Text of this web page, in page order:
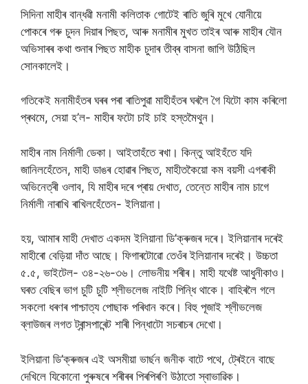
সিদিনা মাহীৰ বান্ধৱী মনামী কলিতাক গোটেই ৰাতি জুৰি মুখে যোনীয়ে
পোকৰে গৰু চুদন দিয়াৰ পিছত, আৰু মনামীৰ মুখত তাইৰ আৰু মাহীৰ যৌন
অভিসাৰৰ কথা শুনাৰ পিছত মাহীক চুদাৰ তীব্ৰ বাসনা জাগি উঠিছিল
সোনকালেই।
গতিকেই মনামীহঁতৰ ঘৰৰ পৰা ৰাতিপুৱা মাহীহঁতৰ ঘৰলৈ গৈ যিটো কাম কৰিলো
প্ৰথমে, সেয়া হ’ল- মাহীৰ ফটো চাই চাই হস্তমৈথুন।
মাহীৰ নাম নিৰ্মালী ডেকা। আইতাহঁতে ৰখা। কিন্তু আইহঁতে যদি
জানিলহেঁতেন, মাহী ডাঙৰ হোৱাৰ পিছত, মাহীতকৈয়ো কম বয়সী এগৰাকী
অভিনেত্ৰী ওলাব, যি মাহীৰ দৰে প্ৰায় দেখাত, তেন্তে মাহীৰ নাম চাগে
নিৰ্মালী নাৰাখি ৰাখিলহেঁতেন- ইলিয়ানা।
হয়, আমাৰ মাহী দেখাত একদম ইলিয়ানা ডি’ক্ৰুজৰ দৰে। ইলিয়ানাৰ দৰেই
মাহীৰো বেড়িয়া দাঁত আছে। ফিগাৰটোৱো তেওঁৰ ইলিয়ানাৰ দৰেই। উচ্চতা
৫.৫, ভাইটেল- ৩৪-২৬-৩৬। লোভনীয় শৰীৰ। মাহী যথেষ্ট আধুনীকাও।
ঘৰত বেছিৰ ভাগ চুটি চুটি শ্লীভলেজ নাইটি পিন্ধি থাকে। বাহিৰলৈ গলে
সকলো ধৰণৰ পাশ্চাত্য পোছাক পৰিধান কৰে। বিহু পূজাই শ্লীভলেজ
ব্লাউজৰ লগত ট্ৰান্সপাৰেন্ট শাৰী পিন্ধাটো সচৰাচৰ দেখো।
ইলিয়ানা ডি’ক্ৰুজৰ এই অসমীয়া ভাৰ্ছন জনীক বাটে পথে, ট্ৰেইনে বাছে
দেখিলে যিকোনো পুৰুষৰে শৰীৰৰ পিৰপিৰণি উঠাতো স্বাভাৱিক।